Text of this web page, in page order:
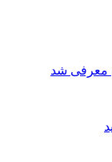
معرفی شد